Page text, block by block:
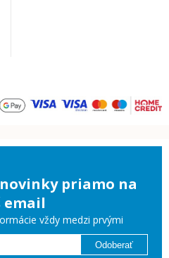
priamo na
email
vždy medzi prvými
Odoberať